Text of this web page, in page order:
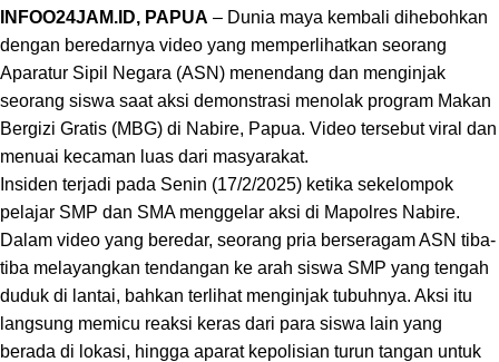
INFOO24JAM.ID, PAPUA – Dunia maya kembali dihebohkan
dengan beredarnya video yang memperlihatkan seorang
Aparatur Sipil Negara (ASN) menendang dan menginjak
seorang siswa saat aksi demonstrasi menolak program Makan
Bergizi Gratis (MBG) di Nabire, Papua. Video tersebut viral dan
menuai kecaman luas dari masyarakat.
Insiden terjadi pada Senin (17/2/2025) ketika sekelompok
pelajar SMP dan SMA menggelar aksi di Mapolres Nabire.
Dalam video yang beredar, seorang pria berseragam ASN tiba-
tiba melayangkan tendangan ke arah siswa SMP yang tengah
duduk di lantai, bahkan terlihat menginjak tubuhnya. Aksi itu
langsung memicu reaksi keras dari para siswa lain yang
berada di lokasi, hingga aparat kepolisian turun tangan untuk